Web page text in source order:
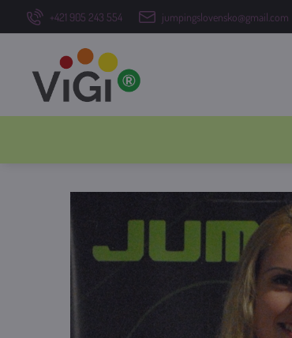
+421 905 243 554 jumpingslovensko@gmail.com